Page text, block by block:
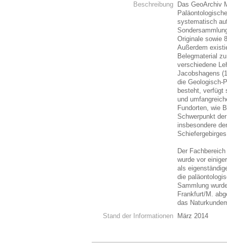
Beschreibung
Das GeoArchiv
systematisch
Originale sowie
Außerdem
Belegmaterial
verschiedene
Jacobshagens
die Geologisch-
besteht, verfügt
und
Fundorten, wie
Schwerpunkt
insbesondere
Der
wurde vor
als
die
Sammlung
Frankfurt/M.
das
Stand der Informationen
März 2014